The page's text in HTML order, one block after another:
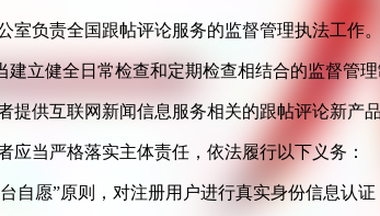
室负责全国跟帖评论服务的监督管理执法工
建立健全日常检查和定期检查相结合的监督管
提供互联网新闻信息服务相关的跟帖评论新
应当严格落实主体责任，依法履行以下义务：
台自愿”原则，对注册用户进行真实身份信息认